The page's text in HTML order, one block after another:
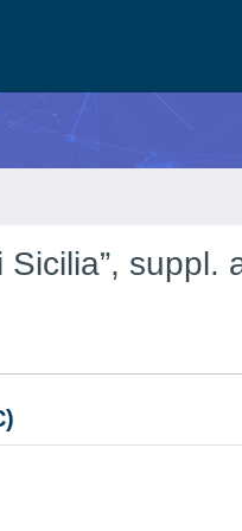
suppl.